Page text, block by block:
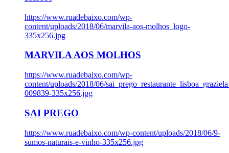
https://www.ruadebaixo.com/wp-
content/uploads/2018/06/marvila-aos-molhos_logo-
335x256.jpg
MARVILA AOS MOLHOS
https://www.ruadebaixo.com/wp-
content/uploads/2018/06/
009839-335x256.jpg
SAI PREGO
https://www.ruadebaixo.com/wp-content/uploads/2018/06/9-
sumos-naturais-e-vinho-335x256.jpg